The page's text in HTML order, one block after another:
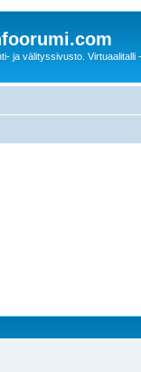
ja välityssivusto. Virtuaalitalli